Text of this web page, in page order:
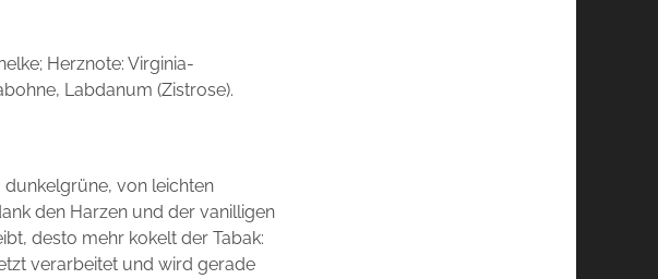
Herznote:Virginia-
Labdanum (Zistrose).
dunkelgrüne, von leichten
den Harzen und der vanilligen
desto mehr kokelt der Tabak:
verarbeitet und wird gerade